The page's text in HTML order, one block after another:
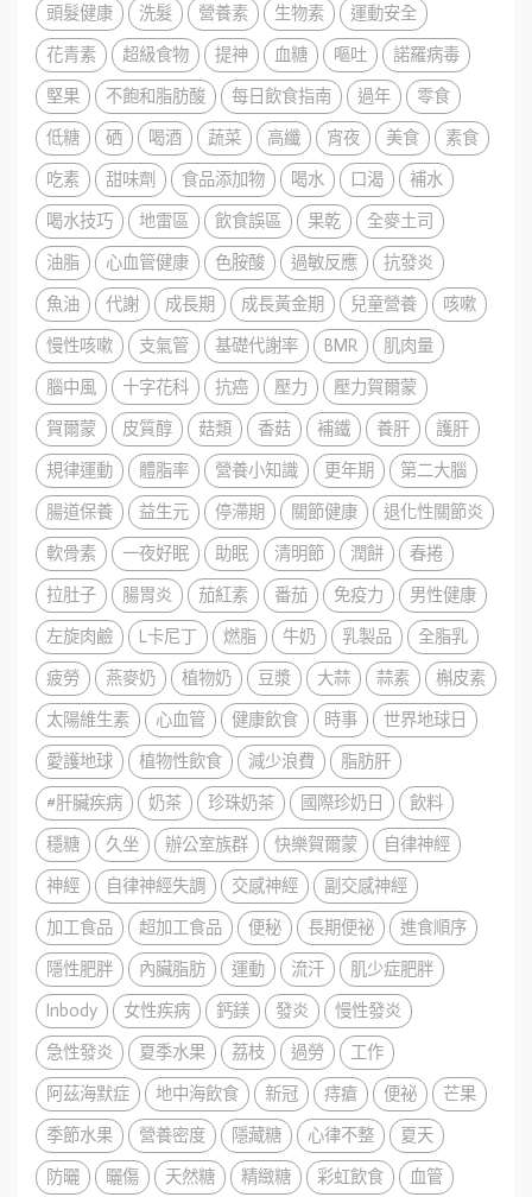
頭髮健康
洗髮 營養素 生物素
運動安全
花青素
超級食物 提神 血糖 嘔吐
諾羅病毒
堅果
不飽和脂肪酸 每日飲食指南 過年
零食
低糖
硒 喝酒 蔬菜 高纖 宵夜 美食
素食
吃素
甜味劑 食品添加物 喝水 口渴
補水
喝水技巧
地雷區 飲食誤區 果乾
全麥土司
油脂
心血管健康 色胺酸 過敏反應
抗發炎
魚油
代謝 成長期 成長黃金期 兒童營養
咳嗽
慢性咳嗽
支氣管 基礎代謝率 BMR
肌肉量
腦中風
十字花科 抗癌 壓力
壓力賀爾蒙
賀爾蒙
皮質醇 菇類 香菇 補鐵 養肝
護肝
規律運動
體脂率 營養小知識 更年期
第二大腦
腸道保養
益生元 停滯期 關節健康
退化性關節炎
軟骨素
一夜好眠 助眠 清明節 潤餅
春捲
拉肚子
腸胃炎 茄紅素 番茄 免疫力
男性健康
左旋肉鹼
L卡尼丁 燃脂 牛奶 乳製品
全脂乳
疲勞
燕麥奶 植物奶 豆漿 大蒜 蒜素
槲皮素
太陽維生素
心血管 健康飲食 時事
世界地球日
愛護地球
植物性飲食 減少浪費
脂肪肝
#肝臟疾病
奶茶 珍珠奶茶 國際珍奶日
飲料
穩糖
久坐 辦公室族群 快樂賀爾蒙
自律神經
神經
自律神經失調 交感神經
副交感神經
加工食品
超加工食品 便秘 長期便祕
進食順序
隱性肥胖
內臟脂肪 運動 流汗
肌少症肥胖
Inbody
女性疾病 鈣鎂 發炎
慢性發炎
急性發炎
夏季水果 荔枝 過勞
工作
阿茲海默症
地中海飲食 新冠 痔瘡 便祕
芒果
季節水果
營養密度 隱藏糖 心律不整
夏天
防曬
曬傷 天然糖 精緻糖 彩虹飲食 血管